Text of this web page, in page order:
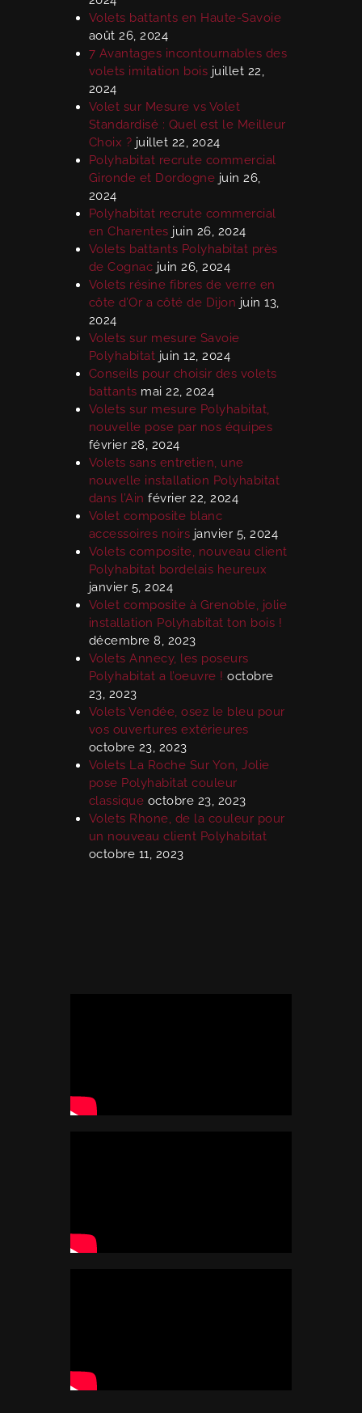
Volets battants en Haute-Savoie
août 26, 2024
7 Avantages incontournables des
volets imitation bois juillet 22,
2024
Volet sur Mesure vs Volet
Standardisé : Quel est le Meilleur
Choix ? juillet 22, 2024
Polyhabitat recrute commercial
Gironde et Dordogne juin 26,
2024
Polyhabitat recrute commercial
en Charentes juin 26, 2024
Volets battants Polyhabitat près
de Cognac juin 26, 2024
Volets résine fibres de verre en
côte d’Or a côté de Dijon juin 13,
2024
Volets sur mesure Savoie
Polyhabitat juin 12, 2024
Conseils pour choisir des volets
battants mai 22, 2024
Volets sur mesure Polyhabitat,
nouvelle pose par nos équipes
février 28, 2024
Volets sans entretien, une
nouvelle installation Polyhabitat
dans l’Ain février 22, 2024
Volet composite blanc
accessoires noirs janvier 5, 2024
Volets composite, nouveau client
Polyhabitat bordelais heureux
janvier 5, 2024
Volet composite à Grenoble, jolie
installation Polyhabitat ton bois !
décembre 8, 2023
Volets Annecy, les poseurs
Polyhabitat a l’oeuvre ! octobre
23, 2023
Volets Vendée, osez le bleu pour
vos ouvertures extérieures
octobre 23, 2023
Volets La Roche Sur Yon, Jolie
pose Polyhabitat couleur
classique octobre 23, 2023
Volets Rhone, de la couleur pour
un nouveau client Polyhabitat
octobre 11, 2023